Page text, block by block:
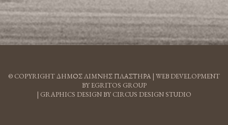
© COPYRIGHT ΔΗΜΟΣ ΛΙΜΝΗΣ ΠΛΑΣΤΗΡΑ | WEB DEVELOPMENT
BY EGRITOS GROUP
| GRAPHICS DESIGN BY CIRCUS DESIGN STUDIO